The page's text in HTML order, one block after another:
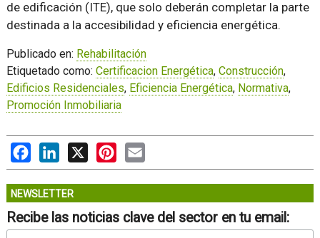
de edificación (ITE), que solo deberán completar la parte
destinada a la accesibilidad y eficiencia energética.
Publicado en: Rehabilitación
Etiquetado como: Certificacion Energética, Construcción,
Edificios Residenciales, Eficiencia Energética, Normativa,
Promoción Inmobiliaria
FacebookLinkedIn
X PinterestEmail
NEWSLETTER
Recibe las noticias clave del sector en tu email: